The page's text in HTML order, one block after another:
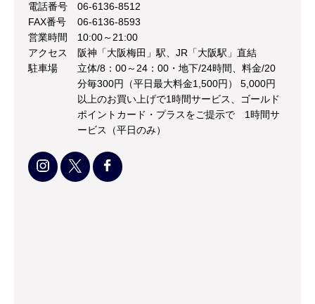
電話番号
06-6136-8512
FAX番号
06-6136-8593
営業時間
10:00～21:00
アクセス
阪神「大阪梅田」駅、JR「大阪駅」直結
駐車場
立体/8：00～24：00・地下/24時間、料金/20
分毎300円（平日最大料金1,500円） 5,000円
以上のお買い上げで1時間サービス、ゴールド
ポイントカード・プラスをご提示で 1時間サ
ービス（平日のみ）